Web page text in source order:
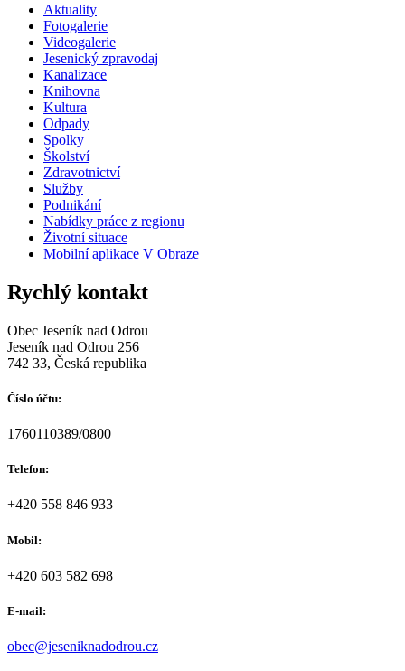
Aktuality
Fotogalerie
Videogalerie
Jesenický zpravodaj
Kanalizace
Knihovna
Kultura
Odpady
Spolky
Školství
Zdravotnictví
Služby
Podnikání
Nabídky práce z regionu
Životní situace
Mobilní aplikace V Obraze
Rychlý kontakt
Obec Jeseník nad Odrou
Jeseník nad Odrou 256
742 33, Česká republika
Číslo účtu:
1760110389/0800
Telefon:
+420 558 846 933
Mobil:
+420 603 582 698
E-mail:
obec@jeseniknadodrou.cz